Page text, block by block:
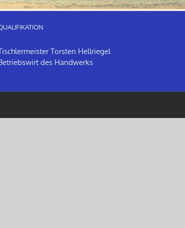
Torsten Hellriegel
des Handwerks